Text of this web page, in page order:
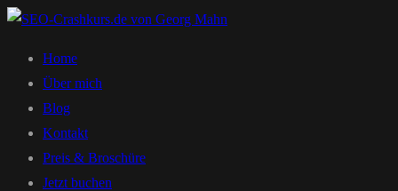
Home
Über mich
Blog
Kontakt
Preis & Broschüre
Jetzt buchen